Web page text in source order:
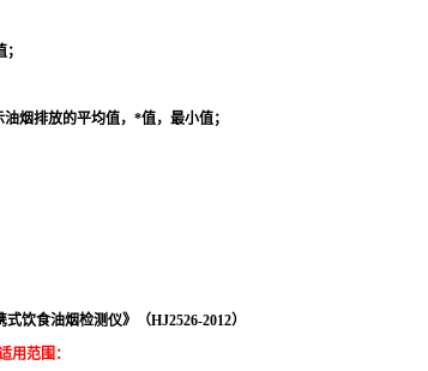
；
烟排放的平均值，*值，最小值；
饮食油烟检测仪》（HJ2526-2012）
用范围：